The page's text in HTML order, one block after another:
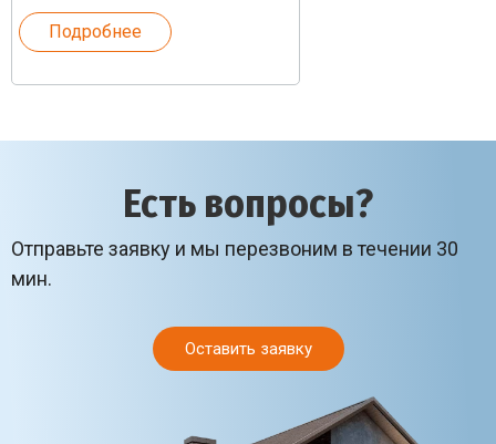
Подробнее
Есть вопросы?
Отправьте заявку и мы перезвоним в течении 30
мин.
Оставить заявку